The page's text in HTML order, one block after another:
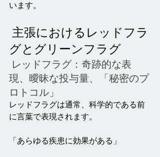
います。
グとグリーンフラグ
現、曖昧な投与量、「秘密のプ
ロトコル」
レッドフラグは通常、科学的である前
に言葉で表現されます。
「あらゆる疾患に効果がある」